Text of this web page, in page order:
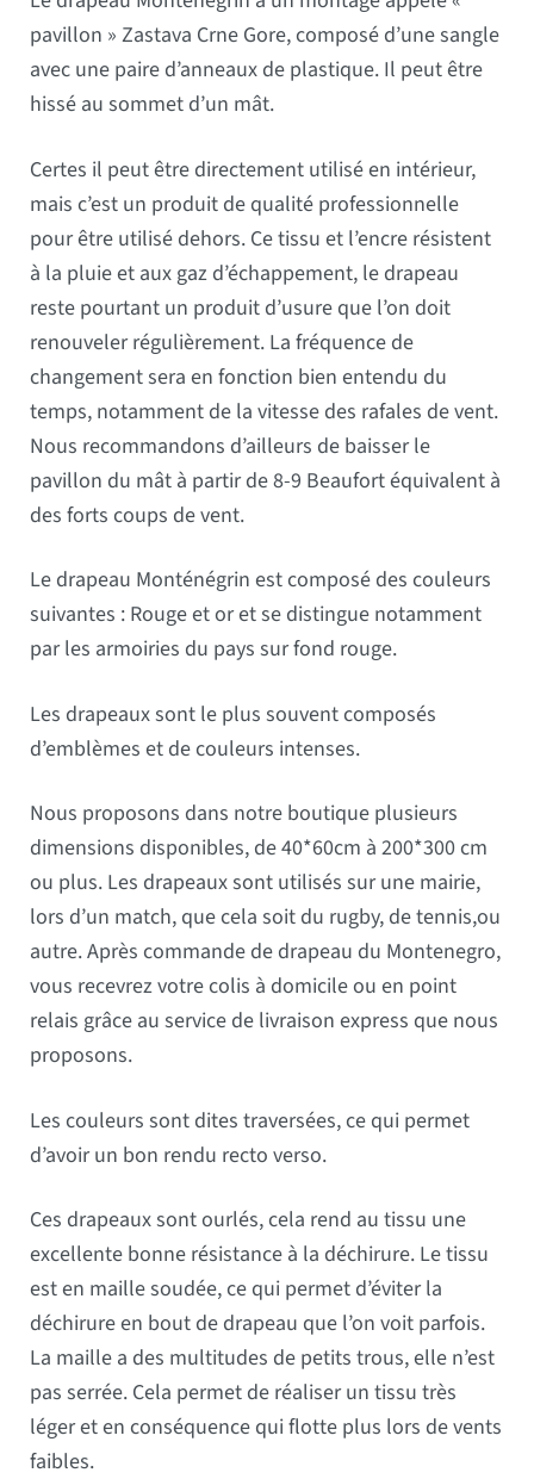
pavillon » Zastava Crne Gore, composé d’une sangle
avec une paire d’anneaux de plastique. Il peut être
hissé au sommet d’un mât.
Certes il peut être directement utilisé en intérieur,
mais c’est un produit de qualité professionnelle
pour être utilisé dehors. Ce tissu et l’encre résistent
à la pluie et aux gaz d’échappement, le drapeau
reste pourtant un produit d’usure que l’on doit
renouveler régulièrement. La fréquence de
changement sera en fonction bien entendu du
temps, notamment de la vitesse des rafales de vent.
Nous recommandons d’ailleurs de baisser le
pavillon du mât à partir de 8-9 Beaufort équivalent à
des forts coups de vent.
Le drapeau Monténégrin est composé des couleurs
suivantes : Rouge et or et se distingue notamment
par les armoiries du pays sur fond rouge.
Les drapeaux sont le plus souvent composés
d’emblèmes et de couleurs intenses.
Nous proposons dans notre boutique plusieurs
dimensions disponibles, de 40*60cm à 200*300 cm
ou plus. Les drapeaux sont utilisés sur une mairie,
lors d’un match, que cela soit du rugby, de tennis,ou
autre. Après commande de drapeau du Montenegro,
vous recevrez votre colis à domicile ou en point
relais grâce au service de livraison express que nous
proposons.
Les couleurs sont dites traversées, ce qui permet
d’avoir un bon rendu recto verso.
Ces drapeaux sont ourlés, cela rend au tissu une
excellente bonne résistance à la déchirure. Le tissu
est en maille soudée, ce qui permet d’éviter la
déchirure en bout de drapeau que l’on voit parfois.
La maille a des multitudes de petits trous, elle n’est
pas serrée. Cela permet de réaliser un tissu très
léger et en conséquence qui flotte plus lors de vents
faibles.